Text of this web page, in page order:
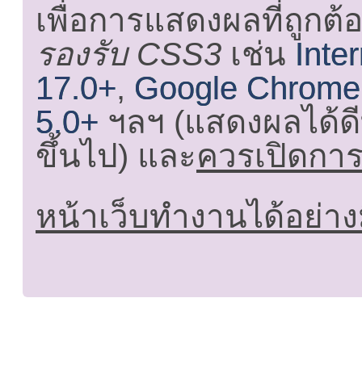
เพื่อการแสดงผลที่ถูกต้
รองรับ CSS3 เช่น
17.0+, Google
5.0+ ฯลฯ (แสดงผลได้
ขึ้นไป) และควรเปิดกา
หน้าเว็บทำงานได้อย่า